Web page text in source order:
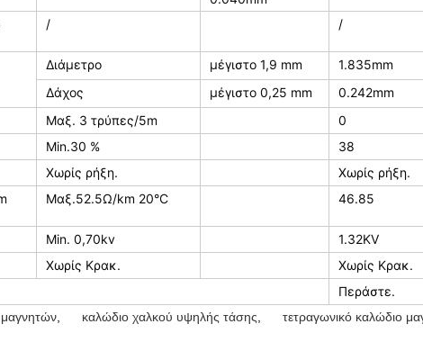
/ /
Διάμετρο μέγιστο 1,9 mm
1.835mm
Δάχος
μέγιστο 0,25 mm
0.242mm
Μαξ. 3 τρύπες/5m
0
Min.30 %
38
Χωρίς ρήξη.
Χωρίς ρήξη.
Μαξ.52.5Ω/km 20°C 46.85
Min. 0,70kv
1.32KV
Χωρίς Κρακ.
Χωρίς Κρακ.
Περάστε.
καλώδιο χαλκού υψηλής τάσης τετραγωνικό καλώδιο